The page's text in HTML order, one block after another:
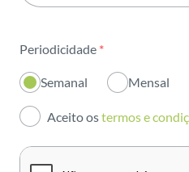
Inovação
Investidores
Publicações
Periodicidade *
Semanal Mensal
Aceito ostermos e